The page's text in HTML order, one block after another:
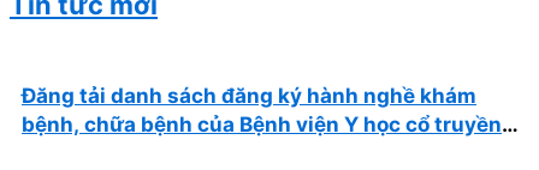
Đăng tải danh sách đăng ký hành nghề khám
bệnh, chữa bệnh của Bệnh viện Y học cổ truyền